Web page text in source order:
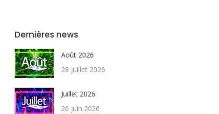
Dernières news
Août 2026
28 juillet 2026
Juillet 2026
26 juin 2026